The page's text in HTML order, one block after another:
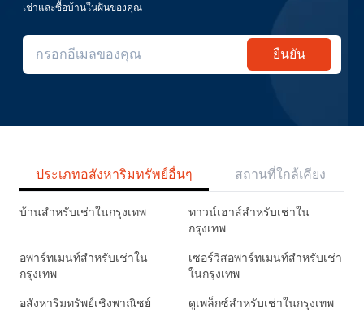
เช่าและซื้อบ้านในฝันของคุณ
ยืนยัน
ประเภทอสังหาริมทรัพย์อื่นๆ สถานที่ใกล้เคียง
บ้านสำหรับเช่าในกรุงเทพ
ทาวน์เฮาส์สำหรับเช่าใน
กรุงเทพ
อพาร์ทเมนท์สำหรับเช่าใน
กรุงเทพ
เซอร์วิสอพาร์ทเมนท์สำหรับเช่า
ในกรุงเทพ
อสังหาริมทรัพย์เชิงพาณิชย์
ดูเพล็กซ์สำหรับเช่าในกรุงเทพ